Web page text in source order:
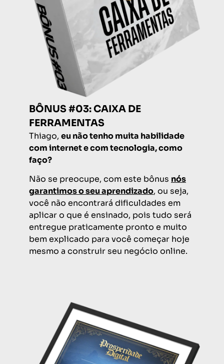
BÔNUS #03: CAIXA DE
FERRAMENTAS
Thiago, eu não tenho muita habilidade
com internet e com tecnologia, como
faço?
Não se preocupe, com este bônus nós
garantimos o seu aprendizado, ou seja,
você não encontrará dificuldades em
aplicar o que é ensinado, pois tudo será
entregue praticamente pronto e muito
bem explicado para você começar hoje
mesmo a construir seu negócio online.